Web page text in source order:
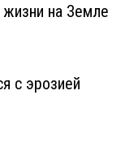
на Земле
с эрозией